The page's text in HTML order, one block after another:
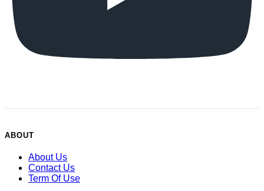
ABOUT
About Us
Contact Us
Term Of Use